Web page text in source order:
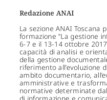
Redazione ANAI
La sezione ANAI Toscana
formazione "La gestione
6-7 e il 13-14 ottobre
capacità di analisi e
della gestione
riferimento all’evoluzione
ambito documentario,
amministrative e
normative determinate